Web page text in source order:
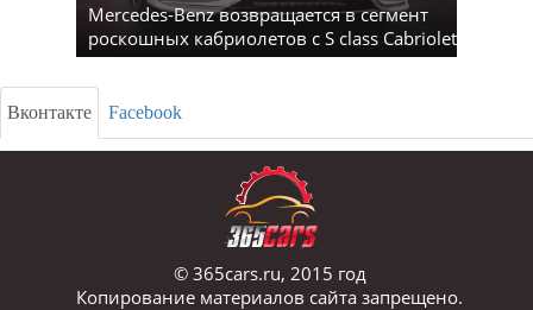
Mercedes-Benz возвращается в сегмент
роскошных кабриолетов с S class Cabriolet
Вконтакте Facebook
© 365cars.ru, 2015 год
Копирование материалов сайта запрещено.